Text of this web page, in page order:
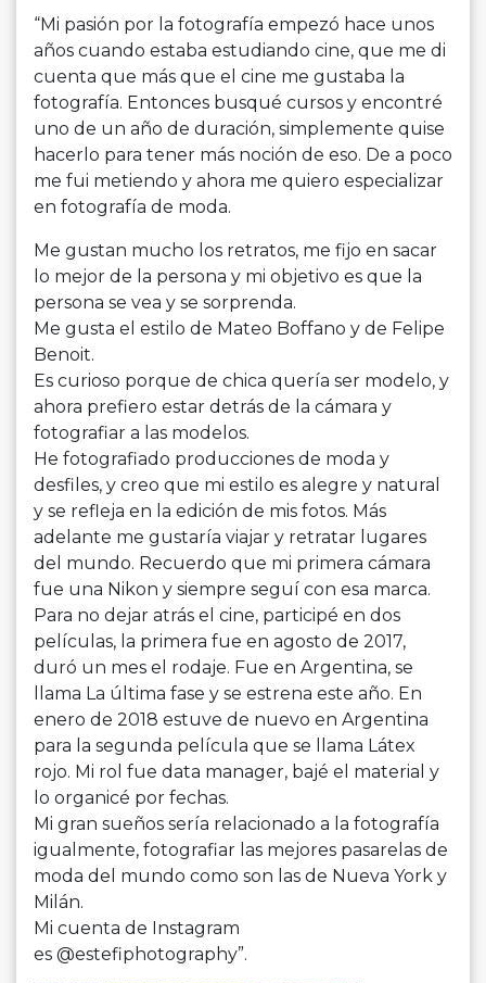
“Mi pasión por la fotografía empezó hace unos
años cuando estaba estudiando cine, que me di
cuenta que más que el cine me gustaba la
fotografía. Entonces busqué cursos y encontré
uno de un año de duración, simplemente quise
hacerlo para tener más noción de eso. De a poco
me fui metiendo y ahora me quiero especializar
en fotografía de moda.
Me gustan mucho los retratos, me fijo en sacar
lo mejor de la persona y mi objetivo es que la
persona se vea y se sorprenda.
Me gusta el estilo de Mateo Boffano y de Felipe
Benoit.
Es curioso porque de chica quería ser modelo, y
ahora prefiero estar detrás de la cámara y
fotografiar a las modelos.
He fotografiado producciones de moda y
desfiles, y creo que mi estilo es alegre y natural
y se refleja en la edición de mis fotos. Más
adelante me gustaría viajar y retratar lugares
del mundo. Recuerdo que mi primera cámara
fue una Nikon y siempre seguí con esa marca.
Para no dejar atrás el cine, participé en dos
películas, la primera fue en agosto de 2017,
duró un mes el rodaje. Fue en Argentina, se
llama La última fase y se estrena este año. En
enero de 2018 estuve de nuevo en Argentina
para la segunda película que se llama Látex
rojo. Mi rol fue data manager, bajé el material y
lo organicé por fechas.
Mi gran sueños sería relacionado a la fotografía
igualmente, fotografiar las mejores pasarelas de
moda del mundo como son las de Nueva York y
Milán.
Mi cuenta de Instagram
es @estefiphotography”.